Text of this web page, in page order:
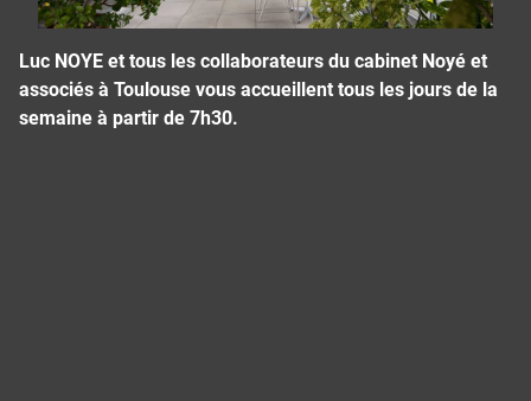
Luc NOYE et tous les collaborateurs du cabinet Noyé et
associés à Toulouse vous accueillent tous les jours de la
semaine à partir de 7h30.